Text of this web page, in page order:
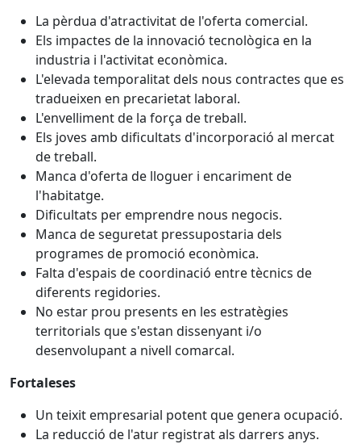
La pèrdua d'atractivitat de l'oferta comercial.
Els impactes de la innovació tecnològica en la
industria i l'activitat econòmica.
L'elevada temporalitat dels nous contractes que es
tradueixen en precarietat laboral.
L'envelliment de la força de treball.
Els joves amb dificultats d'incorporació al mercat
de treball.
Manca d'oferta de lloguer i encariment de
l'habitatge.
Dificultats per emprendre nous negocis.
Manca de seguretat pressupostaria dels
programes de promoció econòmica.
Falta d'espais de coordinació entre tècnics de
diferents regidories.
No estar prou presents en les estratègies
territorials que s'estan dissenyant i/o
desenvolupant a nivell comarcal.
Fortaleses
Un teixit empresarial potent que genera ocupació.
La reducció de l'atur registrat als darrers anys.